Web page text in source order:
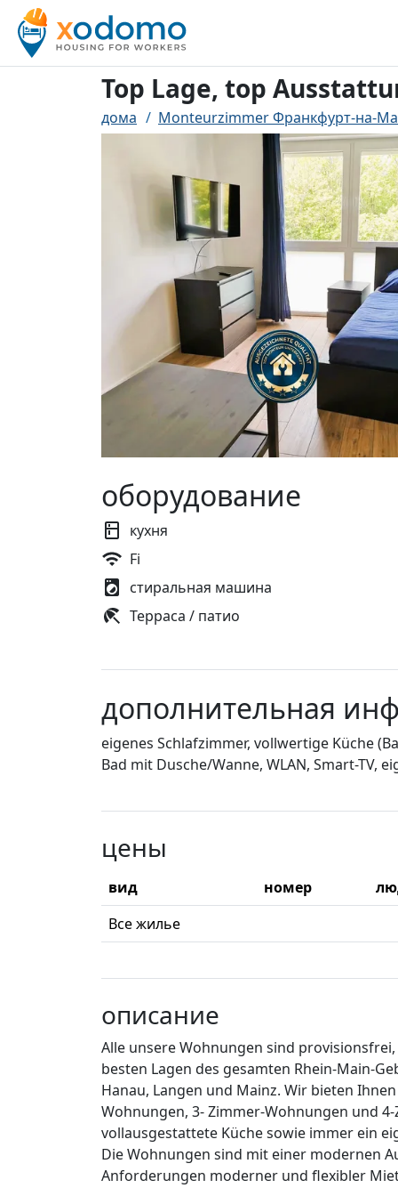
Top Lage, top
дома Monteurzimmer Франкфурт-на-
оборудование
кухня
Fi
стиральная машина
Терраса / патио
дополнительная
eigenes Schlafzimmer, vollwertige Küche
Bad mit Dusche/Wanne, WLAN, Smart-TV,
цены
вид номер
Все жилье
описание
Alle unsere Wohnungen sind
besten Lagen des gesamten Rhein-Main-
Hanau, Langen und Mainz. Wir bieten
Wohnungen, 3- Zimmer-Wohnungen und
vollausgestattete Küche sowie immer ein
Die Wohnungen sind mit einer modernen
Anforderungen moderner und flexibler